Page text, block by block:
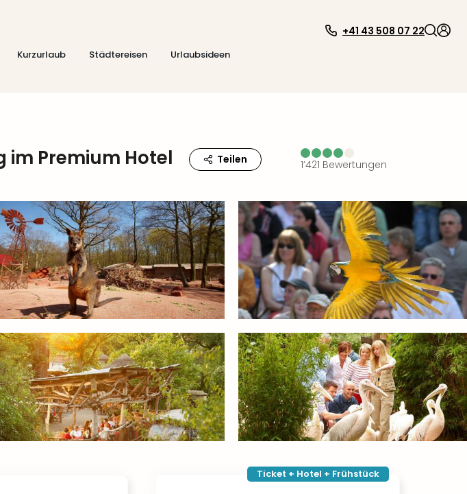
Kurzurlaub Städtereisen
Urlaubsideen
+41 43 508 07 22
im Premium Hotel Teilen 1’421 Bewertungen
Ticket + Hotel + Frühstück